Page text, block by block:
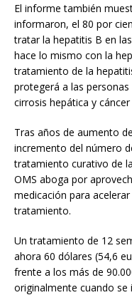
El informe también
informaron, el 80 por
tratar la hepatitis B en
hace lo mismo con la
tratamiento de la
protegerá a las
cirrosis hepática y
Tras años de aumento
incremento del número
tratamiento curativo de
OMS aboga por
medicación para
tratamiento.
Un tratamiento de 12
ahora 60 dólares (54,6
frente a los más de
originalmente cuando